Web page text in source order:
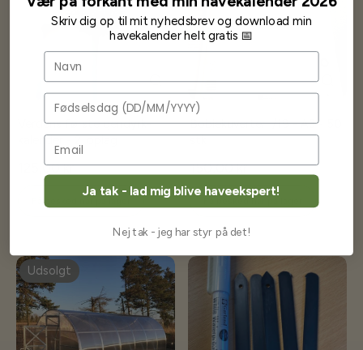
Verdens første gendyrk-
kalender - 2. oplag
125,00 kr
Få besked når på lager
Boblekuverter I/19 - A3 - 50
stk
150,00 kr
Få besked når på lager
Udsolgt
Skriv dig op til mit nyhedsbrev og download min
havekalender helt gratis 📅
Navn
Fødselsdag
Ja tak - lad mig blive haveekspert!
Nej tak - jeg har styr på det!